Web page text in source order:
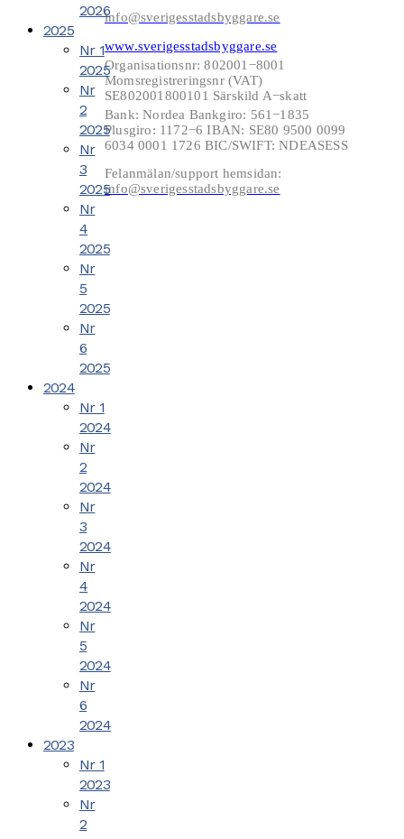
2026
2025
Nr 1
2025
Nr
2
2025
Nr
3
2025
Nr
4
2025
Nr
5
2025
Nr
6
2025
2024
Nr 1
2024
Nr
2
2024
Nr
3
2024
Nr
4
2024
Nr
5
2024
Nr
6
2024
2023
Nr 1
2023
Nr
2
info@sverigesstadsbyggare.se
www.sverigesstadsbyggare.se
Organisationsnr: 802001−8001
Momsregistreringsnr (VAT)
SE802001800101 Särskild A−skatt
Bank: Nordea Bankgiro: 561−1835
Plusgiro: 1172−6 IBAN: SE80 9500 0099
6034 0001 1726 BIC/SWIFT: NDEASESS
Felanmälan/support hemsidan:
info@sverigesstadsbyggare.se